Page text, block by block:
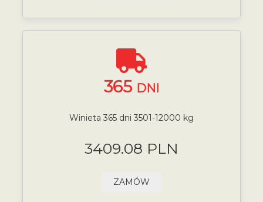
365 DNI
Winieta 365 dni 3501-12000 kg
3409.08 PLN
ZAMÓW